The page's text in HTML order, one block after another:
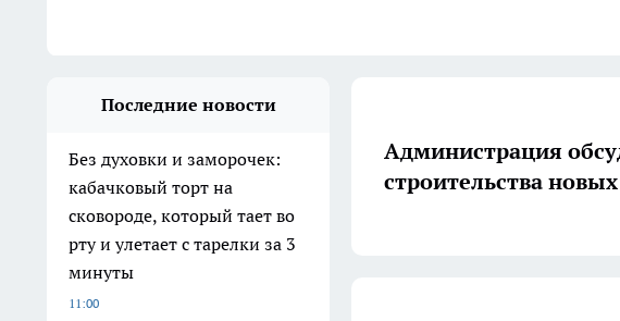
Последние новости
Без духовки и заморочек:
кабачковый торт на
сковороде, который тает во
рту и улетает с тарелки за 3
минуты
11:00
Администрация
строительства